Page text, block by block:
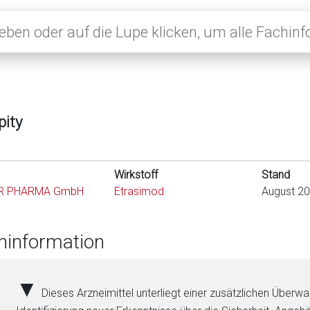
PHARMA GmbH
Wirkstoff
Etrasimod
Stand
August
▼
Dieses Arzneimittel unterliegt einer zusätzlichen